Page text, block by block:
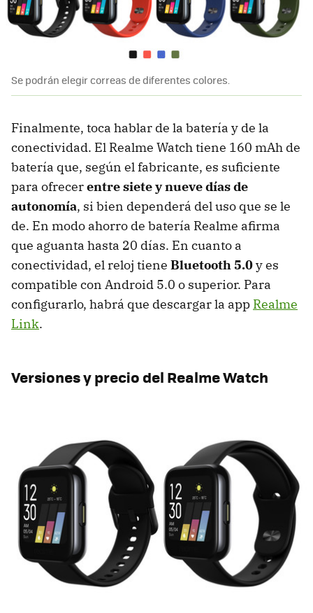
Se podrán elegir correas de diferentes colores.
Finalmente, toca hablar de la batería y de la
conectividad. El Realme Watch tiene 160 mAh de
batería que, según el fabricante, es suficiente
para ofrecerentre siete y nueve días de
autonomía, si bien dependerá del uso que se le
de. En modo ahorro de batería Realme afirma
que aguanta hasta 20 días. En cuanto a
conectividad, el reloj tiene Bluetooth 5.0y es
compatible con Android 5.0 o superior. Para
configurarlo, habrá que descargar la app Realme
Link.
Versiones y precio del Realme Watch